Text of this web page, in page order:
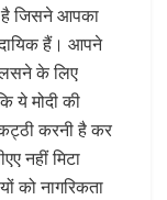
है जिसने आपका
हैं। आपने
के लिए
ये मोदी की
करनी है कर
नहीं मिटा
को नागरिकता